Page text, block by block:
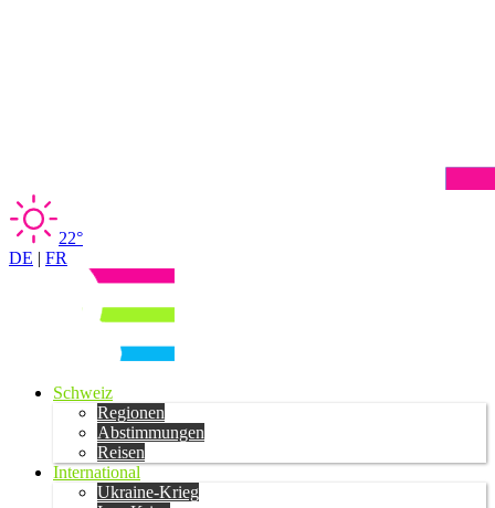
22°
DE | FR
Schweiz
Regionen
Abstimmungen
Reisen
International
Ukraine-Krieg